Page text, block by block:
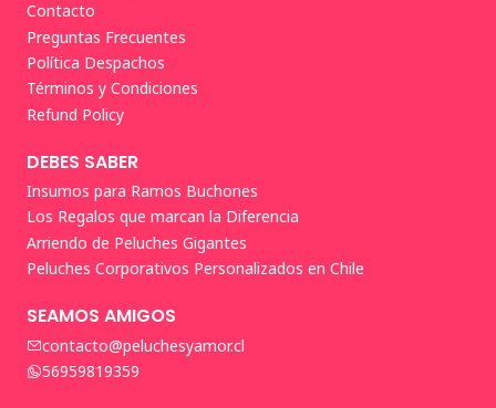
Contacto
Preguntas Frecuentes
Política Despachos
Términos y Condiciones
Refund Policy
DEBES SABER
Insumos para Ramos Buchones
Los Regalos que marcan la Diferencia
Arriendo de Peluches Gigantes
Peluches Corporativos Personalizados en Chile
SEAMOS AMIGOS
contacto@peluchesyamor.cl
56959819359